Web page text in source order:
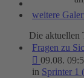
weitere
Die aktuellen
Fragen zu
09.08.
in Sprinter